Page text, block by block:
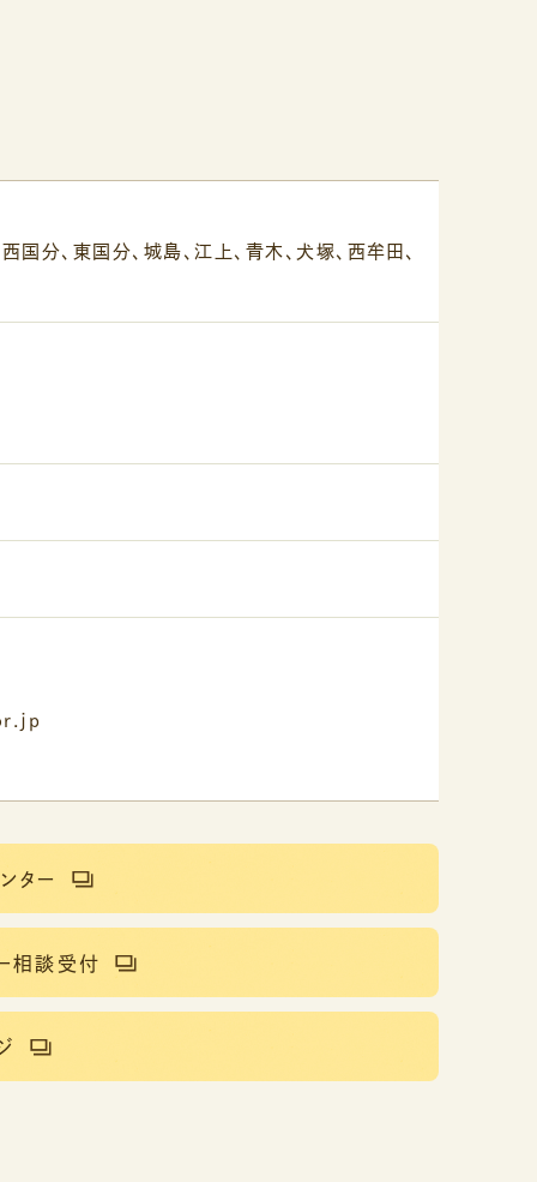
国分、東国分、城島、江上、青木、犬塚、西牟田、
ター
相談受付